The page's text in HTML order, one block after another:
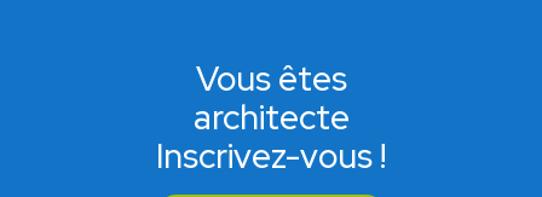
Vous êtes
architecte
Inscrivez-vous !